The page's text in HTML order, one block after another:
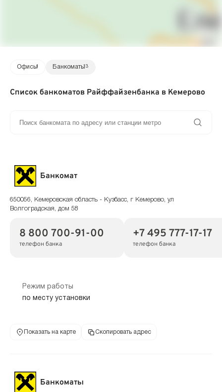
Офисы
1 Банкоматы13
Список банкоматов Райффайзенбанка в Кемерово
Банкомат
650056, Кемеровская область - Кузбасс, г Кемерово, ул
Волгоградская, дом 58
8 800 700-91-00
телефон банка
+7 495 777-17-17
телефон банка
Режим работы
по месту установки
Показать на карте Скопировать адрес
Банкоматы